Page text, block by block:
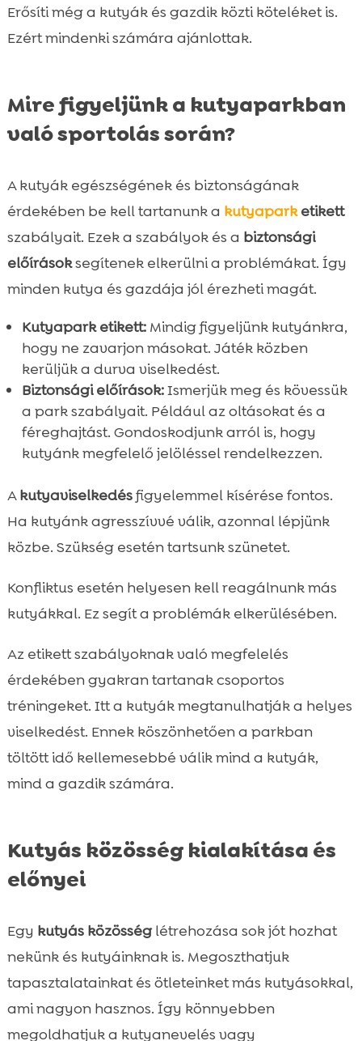
Erősíti még a kutyák és gazdik közti köteléket is.
Ezért mindenki számára ajánlottak.
Mire figyeljünk a kutyaparkban
való sportolás során?
A kutyák egészségének és biztonságának
érdekében be kell tartanunk a kutyaparketikett
szabályait. Ezek a szabályok és a biztonsági
előírásoksegítenek elkerülni a problémákat. Így
minden kutya és gazdája jól érezheti magát.
Kutyapark etikett:Mindig figyeljünk kutyánkra,
hogy ne zavarjon másokat. Játék közben
kerüljük a durva viselkedést.
Biztonsági előírások:Ismerjük meg és kövessük
a park szabályait. Például az oltásokat és a
féreghajtást. Gondoskodjunk arról is, hogy
kutyánk megfelelő jelöléssel rendelkezzen.
Akutyaviselkedésfigyelemmel kísérése fontos.
Ha kutyánk agresszívvé válik, azonnal lépjünk
közbe. Szükség esetén tartsunk szünetet.
Konfliktus esetén helyesen kell reagálnunk más
kutyákkal. Ez segít a problémák elkerülésében.
Az etikett szabályoknak való megfelelés
érdekében gyakran tartanak csoportos
tréningeket. Itt a kutyák megtanulhatják a helyes
viselkedést. Ennek köszönhetően a parkban
töltött idő kellemesebbé válik mind a kutyák,
mind a gazdik számára.
Kutyás közösség kialakítása és
előnyei
Egy kutyás közösséglétrehozása sok jót hozhat
nekünk és kutyáinknak is. Megoszthatjuk
tapasztalatainkat és ötleteinket más kutyásokkal,
ami nagyon hasznos. Így könnyebben
megoldhatjuk a kutyanevelés vagy